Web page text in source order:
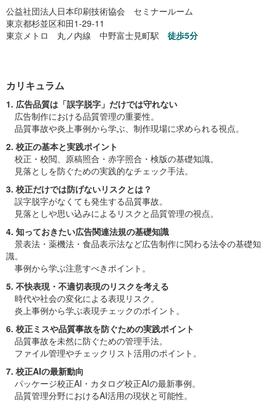
公益社団法人日本印刷技術協会 セミナールーム
東京都杉並区和田1-29-11
東京メトロ 丸ノ内線 中野富士見町駅 徒歩5分
カリキュラム
1. 広告品質は「誤字脱字」だけでは守れない
広告制作における品質管理の重要性。
品質事故や炎上事例から学ぶ、制作現場に求められる視点。
2. 校正の基本と実践ポイント
校正・校閲、原稿照合・赤字照合・検版の基礎知識。
見落としを防ぐための実践的なチェック手法。
3. 校正だけでは防げないリスクとは？
誤字脱字がなくても発生する品質事故。
見落としや思い込みによるリスクと品質管理の視点。
4. 知っておきたい広告関連法規の基礎知識
景表法・薬機法・食品表示法など広告制作に関わる法令の基礎知
識。
事例から学ぶ注意すべきポイント。
5. 不快表現・不適切表現のリスクを考える
時代や社会の変化による表現リスク。
炎上事例から学ぶ表現チェックのポイント。
6. 校正ミスや品質事故を防ぐための実践ポイント
品質事故を未然に防ぐための管理手法。
ファイル管理やチェックリスト活用のポイント。
7. 校正AIの最新動向
パッケージ校正AI・カタログ校正AIの最新事例。
品質管理分野におけるAI活用の現状と可能性。